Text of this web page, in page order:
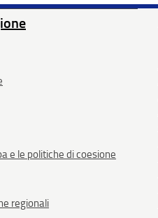
e le politiche di coesione
regionali